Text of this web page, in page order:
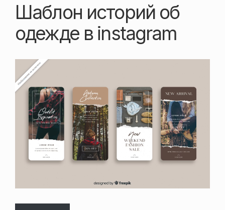
Шаблон историй об
одежде в instagram